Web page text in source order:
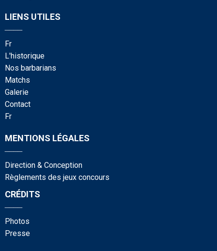
LIENS UTILES
fr
l'historique
nos barbarians
matchs
galerie
contact
fr
MENTIONS LÉGALES
Direction & Conception
Règlements des jeux concours
CRÉDITS
photos
presse